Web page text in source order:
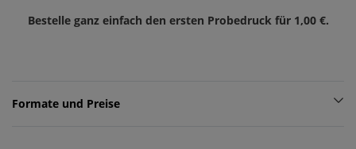
Bestelle ganz einfach den ersten Probedruck für 1,00 €.
Formate und Preise